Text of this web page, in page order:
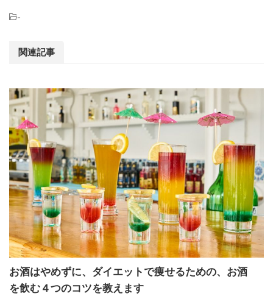
-
関連記事
お酒はやめずに、ダイエットで痩せるための、お酒
を飲む４つのコツを教えます